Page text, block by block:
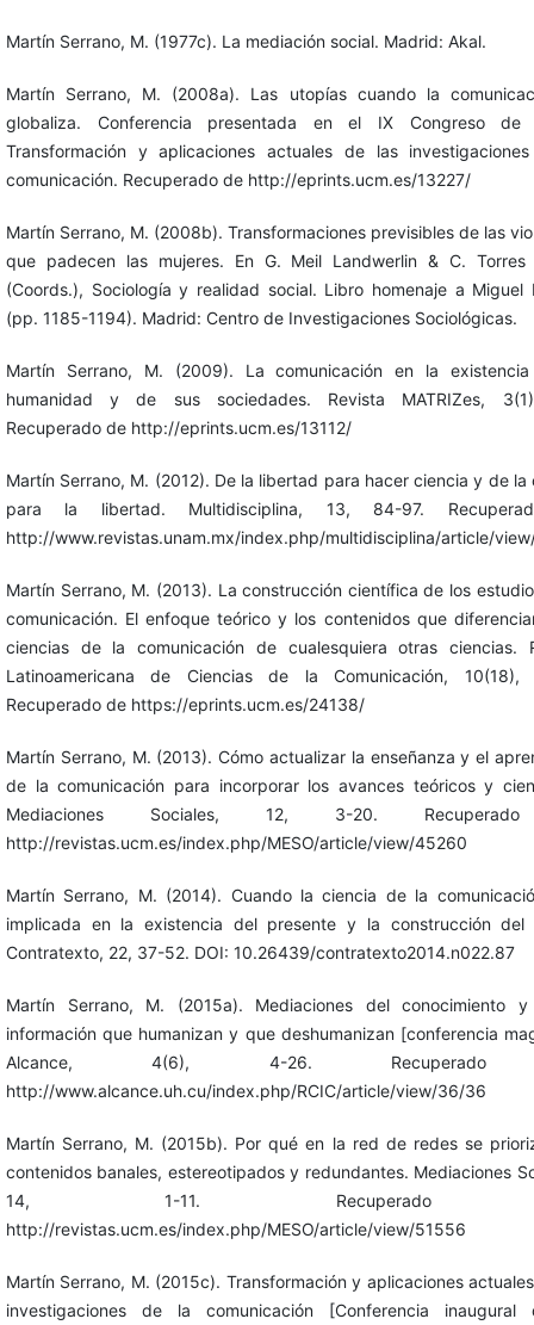
Martín Serrano, M. (1977c). La mediación social. Madrid: Akal.
Martín Serrano, M. (2008a). Las utopías cuando la
globaliza. Conferencia presentada en el IX Congreso de
Transformación y aplicaciones actuales de las
comunicación. Recuperado de http://eprints.ucm.es/13227/
Martín Serrano, M. (2008b). Transformaciones previsibles de las
que padecen las mujeres. En G. Meil Landwerlin & C. Torres
(Coords.), Sociología y realidad social. Libro homenaje a Miguel
(pp. 1185-1194). Madrid: Centro de Investigaciones Sociológicas.
Martín Serrano, M. (2009). La comunicación en la
humanidad y de sus sociedades. Revista MATRIZes,
Recuperado de http://eprints.ucm.es/13112/
Martín Serrano, M. (2012). De la libertad para hacer ciencia y de la
para la libertad. Multidisciplina, 13, 84-97.
http://www.revistas.unam.mx/index.php/multidisciplina/article/
Martín Serrano, M. (2013). La construcción científica de los
comunicación. El enfoque teórico y los contenidos que
ciencias de la comunicación de cualesquiera otras ciencias.
Latinoamericana de Ciencias de la Comunicación, 10(18),
Recuperado de https://eprints.ucm.es/24138/
Martín Serrano, M. (2013). Cómo actualizar la enseñanza y el
de la comunicación para incorporar los avances teóricos y
Mediaciones Sociales, 12, 3-20.
http://revistas.ucm.es/index.php/MESO/article/view/45260
Martín Serrano, M. (2014). Cuando la ciencia de la
implicada en la existencia del presente y la construcción del
Contratexto, 22, 37-52. DOI: 10.26439/contratexto2014.n022.87
Martín Serrano, M. (2015a). Mediaciones del conocimiento
información que humanizan y que deshumanizan [conferencia
Alcance, 4(6), 4-26.
http://www.alcance.uh.cu/index.php/RCIC/article/view/36/36
Martín Serrano, M. (2015b). Por qué en la red de redes se
contenidos banales, estereotipados y redundantes. Mediaciones
14, 1-11. Recuperado
http://revistas.ucm.es/index.php/MESO/article/view/51556
Martín Serrano, M. (2015c). Transformación y aplicaciones
investigaciones de la comunicación [Conferencia inaugural